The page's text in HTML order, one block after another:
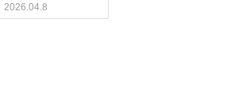
2026.04.8